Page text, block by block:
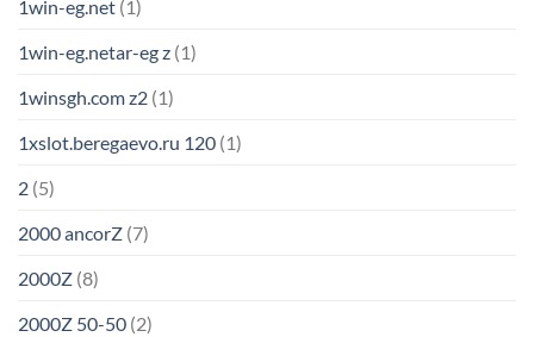
1win-eg.net (1)
1win-eg.netar-eg z (1)
1winsgh.com z2 (1)
1xslot.beregaevo.ru 120 (1)
2 (5)
2000 ancorZ (7)
2000Z (8)
2000Z 50-50 (2)